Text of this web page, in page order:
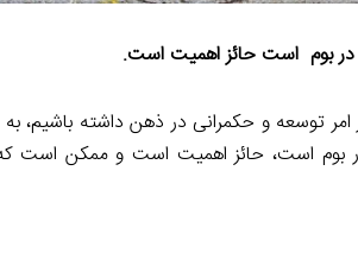
در بوم است حائز اهمیت است.
توسعه و حکمرانی در ذهن داشته باشیم، به
بوم است، حائز اهمیت است و ممکن است